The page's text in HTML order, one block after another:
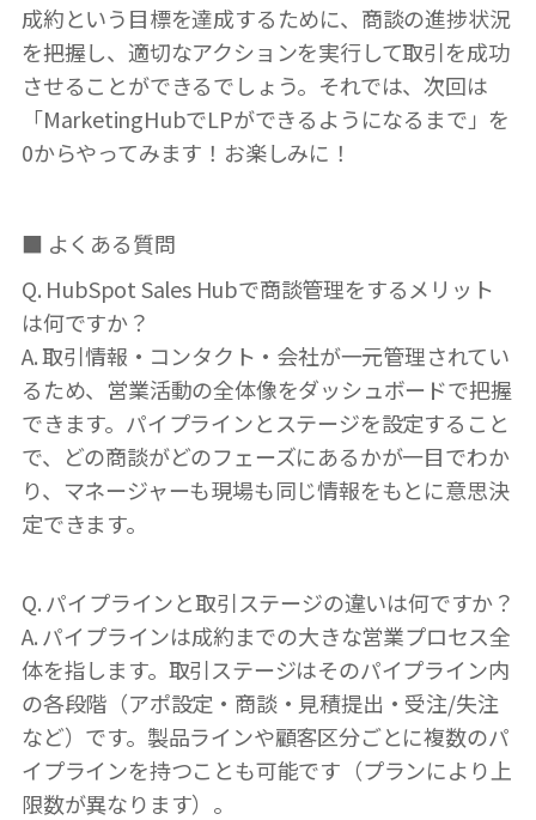
成約という目標を達成するために、商談の進捗状況
を把握し、適切なアクションを実行して取引を成功
させることができるでしょう。それでは、次回は
「MarketingHubでLPができるようになるまで」を
0からやってみます！お楽しみに！
■ よくある質問
Q. HubSpot Sales Hubで商談管理をするメリット
は何ですか？
A. 取引情報・コンタクト・会社が一元管理されてい
るため、営業活動の全体像をダッシュボードで把握
できます。パイプラインとステージを設定すること
で、どの商談がどのフェーズにあるかが一目でわか
り、マネージャーも現場も同じ情報をもとに意思決
定できます。
Q. パイプラインと取引ステージの違いは何ですか？
A. パイプラインは成約までの大きな営業プロセス全
体を指します。取引ステージはそのパイプライン内
の各段階（アポ設定・商談・見積提出・受注/失注
など）です。製品ラインや顧客区分ごとに複数のパ
イプラインを持つことも可能です（プランにより上
限数が異なります）。